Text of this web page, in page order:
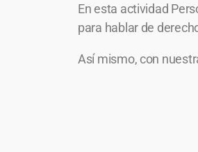
En esta actividad
para hablar de
Así mismo, con